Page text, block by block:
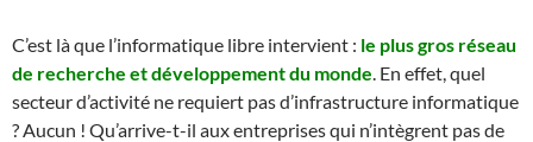
C’est là que l’informatique libre intervient : le plus gros réseau
de recherche et développement du monde. En effet, quel
secteur d’activité ne requiert pas d’infrastructure informatique
? Aucun ! Qu’arrive-t-il aux entreprises qui n’intègrent pas de